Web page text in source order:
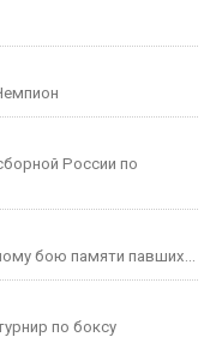
Думы
Калмыкии.
палата